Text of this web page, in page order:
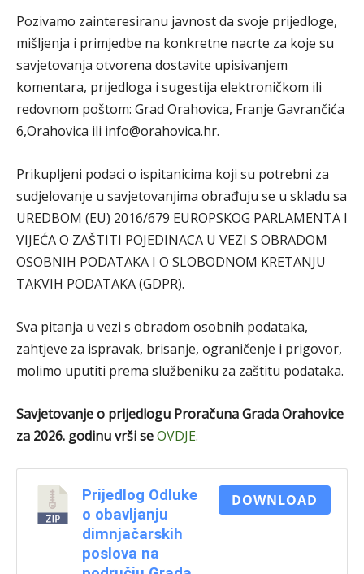
Pozivamo zainteresiranu javnost da svoje prijedloge,
mišljenja i primjedbe na konkretne nacrte za koje su
savjetovanja otvorena dostavite upisivanjem
komentara, prijedloga i sugestija elektroničkom ili
redovnom poštom: Grad Orahovica, Franje Gavrančića
6,Orahovica ili info@orahovica.hr.
Prikupljeni podaci o ispitanicima koji su potrebni za
sudjelovanje u savjetovanjima obrađuju se u skladu sa
UREDBOM (EU) 2016/679 EUROPSKOG PARLAMENTA I
VIJEĆA O ZAŠTITI POJEDINACA U VEZI S OBRADOM
OSOBNIH PODATAKA I O SLOBODNOM KRETANJU
TAKVIH PODATAKA (GDPR).
Sva pitanja u vezi s obradom osobnih podataka,
zahtjeve za ispravak, brisanje, ograničenje i prigovor,
molimo uputiti prema službeniku za zaštitu podataka.
Savjetovanje o prijedlogu Proračuna Grada Orahovice
za 2026. godinu vrši seOVDJE.
Prijedlog Odluke
o obavljanju
dimnjačarskih
poslova na
DOWNLOAD